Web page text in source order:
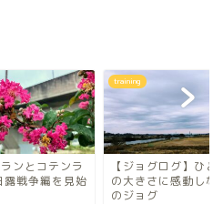
ンとコテンラ
露戦争編を見始
training
【ジョグログ】ひと
の大きさに感動しな
のジョグ